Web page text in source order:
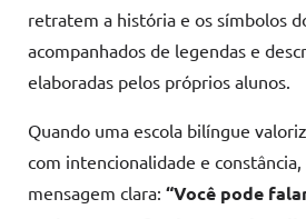
retratem a história e os símbolos
acompanhados de legendas e
elaboradas pelos próprios alunos.
Quando uma escola bilíngue
com intencionalidade e
mensagem clara: “Você pode